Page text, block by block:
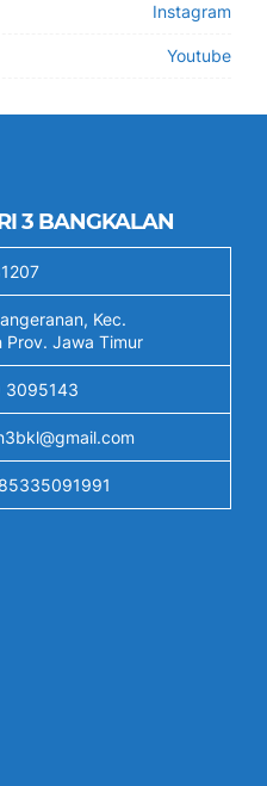
Instagram
Youtube
3 BANGKALAN
Kec.
Prov. Jawa Timur
3095143